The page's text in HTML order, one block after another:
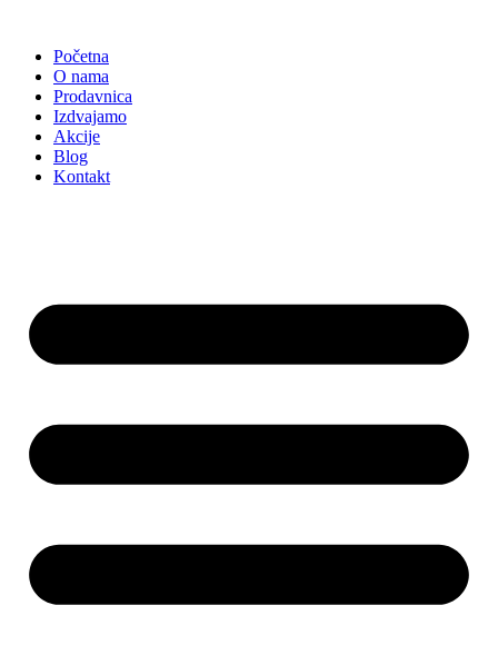
sadržajPočetna
O nama
Prodavnica
Izdvajamo
Akcije
Blog
Kontakt